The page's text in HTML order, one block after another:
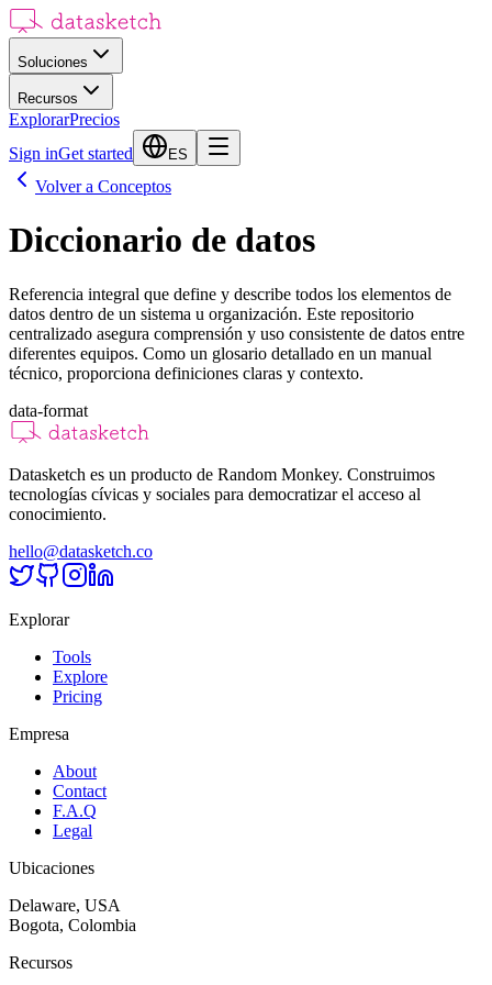
Soluciones
Recursos
ExplorarPrecios
Sign inGet started ES
Volver a Conceptos
Diccionario de datos
Referencia integral que define y describe todos los elementos de
datos dentro de un sistema u organización. Este repositorio
centralizado asegura comprensión y uso consistente de datos entre
diferentes equipos. Como un glosario detallado en un manual
técnico, proporciona definiciones claras y contexto.
data-format
Datasketch es un producto de Random Monkey. Construimos
tecnologías cívicas y sociales para democratizar el acceso al
conocimiento.
hello@datasketch.co
Explorar
Tools
Explore
Pricing
Empresa
About
Contact
F.A.Q
Legal
Ubicaciones
Delaware, USA
Bogota, Colombia
Recursos